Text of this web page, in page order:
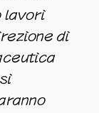
lavori
di